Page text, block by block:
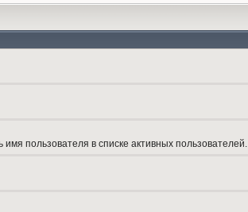
пользователя в списке активных пользователей.